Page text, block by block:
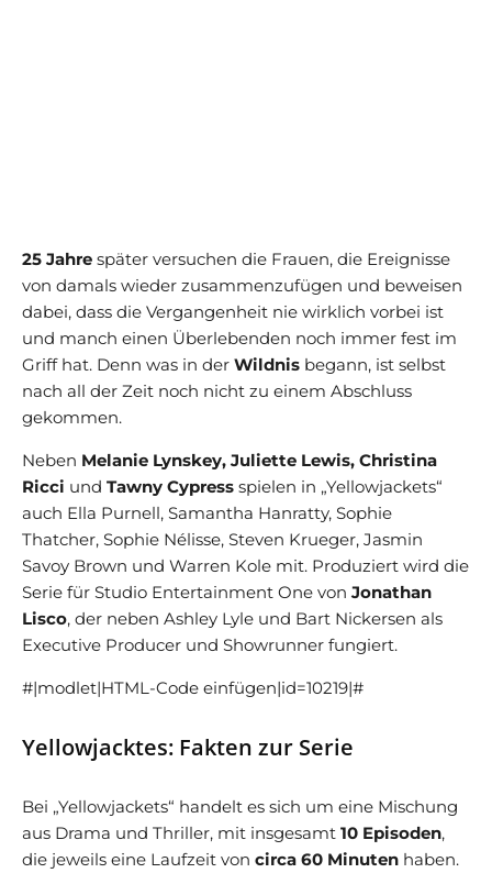
25 Jahre später versuchen die Frauen, die Ereignisse
von damals wieder zusammenzufügen und beweisen
dabei, dass die Vergangenheit nie wirklich vorbei ist
und manch einen Überlebenden noch immer fest im
Griff hat. Denn was in der Wildnis begann, ist selbst
nach all der Zeit noch nicht zu einem Abschluss
gekommen.
Neben Melanie Lynskey, Juliette Lewis, Christina
Ricci und Tawny Cypress spielen in „Yellowjackets“
auch Ella Purnell, Samantha Hanratty, Sophie
Thatcher, Sophie Nélisse, Steven Krueger, Jasmin
Savoy Brown und Warren Kole mit. Produziert wird die
Serie für Studio Entertainment One von Jonathan
Lisco, der neben Ashley Lyle und Bart Nickersen als
Executive Producer und Showrunner fungiert.
#|modlet|HTML-Code einfügen|id=10219|#
Yellowjacktes: Fakten zur Serie
Bei „Yellowjackets“ handelt es sich um eine Mischung
aus Drama und Thriller, mit insgesamt 10 Episoden,
die jeweils eine Laufzeit von circa 60 Minuten haben.